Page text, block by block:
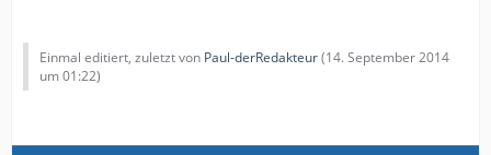
Einmal editiert, zuletzt von Paul-derRedakteur(14. September 2014
um 01:22)